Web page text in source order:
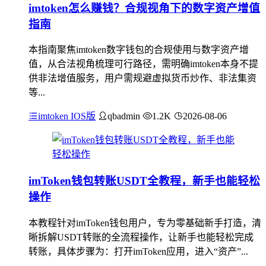
imtoken怎么赚钱？合规视角下的数字资产增值
指南
本指南聚焦imtoken数字钱包的合规使用与数字资产增
值，从合法视角梳理可行路径，需明确imtoken本身不提
供非法增值服务，用户需规避虚拟货币炒作、非法集资
等...
imtoken IOS版 qbadmin 1.2K 2026-08-06
imToken钱包转账USDT全教程，新手也能轻松
操作
本教程针对imToken钱包用户，专为零基础新手打造，清
晰拆解USDT转账的全流程操作，让新手也能轻松完成
转账，具体步骤为：打开imToken应用，进入“资产”...